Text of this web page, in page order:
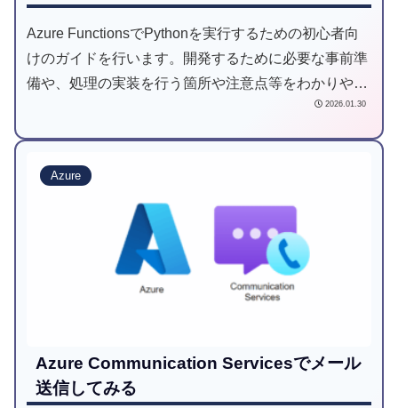
Azure FunctionsでPythonを実行するための初心者向
けのガイドを行います。開発するために必要な事前準
備や、処理の実装を行う箇所や注意点等をわかりやす
2026.01.30
Azure
Azure Communication Servicesでメール
送信してみる